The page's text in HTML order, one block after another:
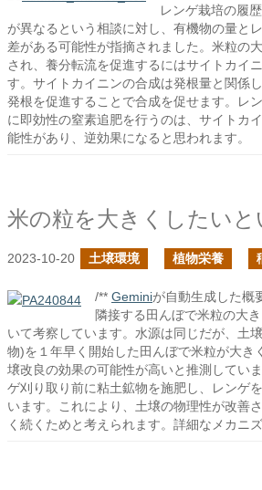
レンゲ栽培の履
が異なるという相談に対し、有機物の量と
差がある可能性が指摘されました。米粒の
され、養分転流を促進するにはサイトカイ
す。サイトカイニンの合成は発根量と関係
発根を促進することで合成を促せます。レ
に即効性の窒素追肥を行うのは、サイトカ
能性があり、逆効果になると思われます。
2023-10-20 土壌環境 植物栄養
/** Geminiが自動生成した概
隣接する田んぼで米粒の大
いて考察しています。水源は同じだが、土
物)を１年早く開始した田んぼで米粒が大き
壌改良の効果の可能性が高いと推測してい
ゲ刈り取り前に粘土鉱物を施肥し、レンゲ
います。これにより、土壌の物理性が改善
く続くためと考えられます。詳細なメカニ